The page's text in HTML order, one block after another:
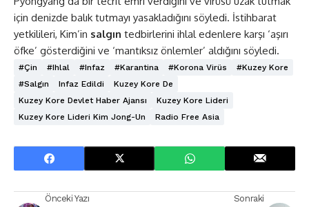
için denizde balık tutmayı yasakladığını söyledi. İstihbarat
yetkilileri, Kim’in salgın tedbirlerini ihlal edenlere karşı ‘aşırı
öfke’ gösterdiğini ve ‘mantıksız önlemler’ aldığını söyledi.
#çin #ihlal #infaz #Karantina #Korona Virüs
#kuzey Kore
#salgın
Infaz Edildi
Kuzey Kore De
Kuzey Kore Devlet Haber Ajansı
Kuzey Kore Lideri
Kuzey Kore Lideri Kim Jong-Un
Radio Free Asia
Önceki Yazı Sonraki